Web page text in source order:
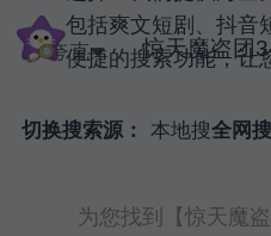
包括爽文短剧、抖音
便捷的搜索功能，让
的观影体验！
夸克
切换搜索源： 本地搜全网搜
为您找到【惊天魔